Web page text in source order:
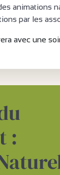
animations
par les
avec une
: